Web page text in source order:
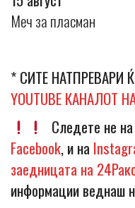
Меч за пласман
* СИТЕ НАТПРЕВАРИ
YOUTUBE КАНАЛОТ
Следете не
Facebook, и на
заедницата на
информации веднаш